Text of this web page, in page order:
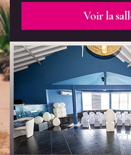
Voir la